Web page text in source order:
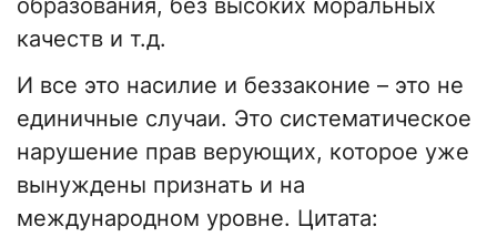
образования, без высоких моральных
качеств и т.д.
И все это насилие и беззаконие – это не
единичные случаи. Это систематическое
нарушение прав верующих, которое уже
вынуждены признать и на
международном уровне. Цитата: